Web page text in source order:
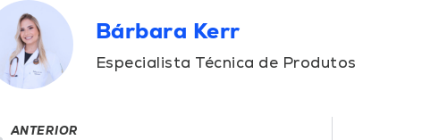
Bárbara Kerr
Especialista Técnica de Produtos
ANTERIOR